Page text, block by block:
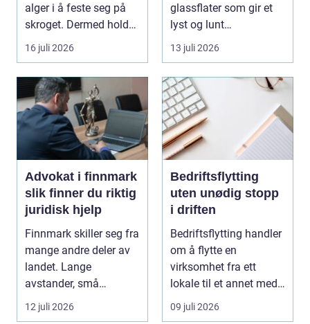
alger i å feste seg på
skroget. Dermed holder
båten bedre far...
16 juli 2026
glassflater som gir et
lyst og lunt
oppholdsrom nær
hagen, ogs...
13 juli 2026
Advokat i finnmark
slik finner du riktig
juridisk hjelp
Finnmark skiller seg fra
mange andre deler av
landet. Lange
avstander, små
lokalsamfunn, sterk
tilkn...
12 juli 2026
Bedriftsflytting
uten unødig stopp
i driften
Bedriftsflytting handler
om å flytte en
virksomhet fra ett
lokale til et annet med
minst mulig...
09 juli 2026